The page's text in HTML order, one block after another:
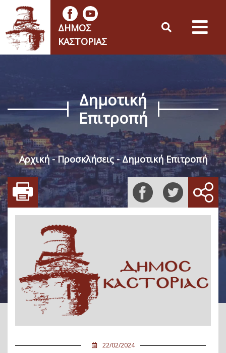
ΔΉΜΟΣ
ΚΑΣΤΟΡΙΆΣ
Δημοτική
Επιτροπή
Αρχική Προσκλήσεις Δημοτική Επιτροπή
22/02/2024